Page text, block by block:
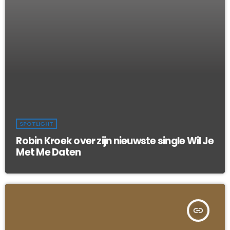
SPOTLIGHT
Robin Kroek over zijn nieuwste single Wil Je
Met Me Daten
insert_link